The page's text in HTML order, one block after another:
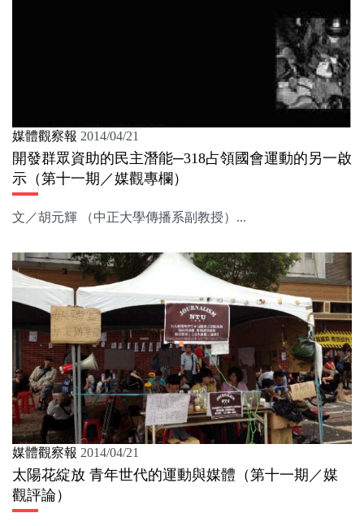
媒體觀察報 2014/04/21
開發群眾資助的民主潛能─318占領國會運動的另一啟
示（第十一期／媒觀專欄）
文／胡元輝 （中正大學傳播系副教授）...
媒體觀察報 2014/04/21
太陽花綻放 青年世代的運動與媒體（第十一期／媒
觀評論）